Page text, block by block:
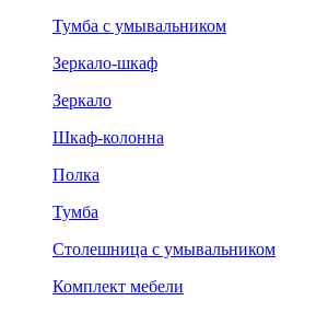
Тумба с умывальником
Зеркало-шкаф
Зеркало
Шкаф-колонна
Полка
Тумба
Столешница с умывальником
Комплект мебели